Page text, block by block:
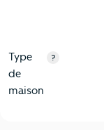
Type
de
maison
?